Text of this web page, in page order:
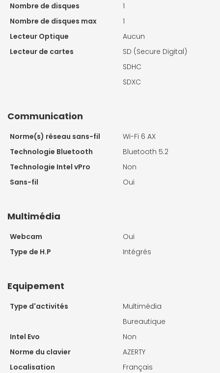
Nombre de disques
1
Nombre de disques max
1
Lecteur Optique
Aucun
Lecteur de cartes
SD (Secure Digital)
SDHC
SDXC
Communication
Norme(s) réseau sans-fil
Wi-Fi 6 AX
Technologie Bluetooth
Bluetooth 5.2
Technologie Intel vPro
Non
Sans-fil
Oui
Multimédia
Webcam
Oui
Type de H.P
Intégrés
Equipement
Type d'activités
Multimédia
Bureautique
Intel Evo
Non
Norme du clavier
AZERTY
Localisation
Français